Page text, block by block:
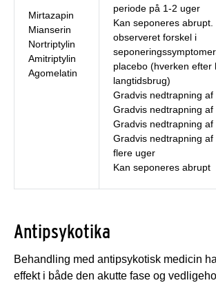
Mirtazapin
Mianserin
Nortriptylin
Amitriptylin
Agomelatin
periode på 1-2 uger
Kan seponeres
observeret forskel i
placebo (hverken efter
langtidsbrug)
Gradvis nedtrapning af
Gradvis nedtrapning af
Gradvis nedtrapning af
Gradvis nedtrapning af
flere uger
Kan seponeres abrupt
Antipsykotika
Behandling med antipsykotisk medicin
effekt i både den akutte fase og